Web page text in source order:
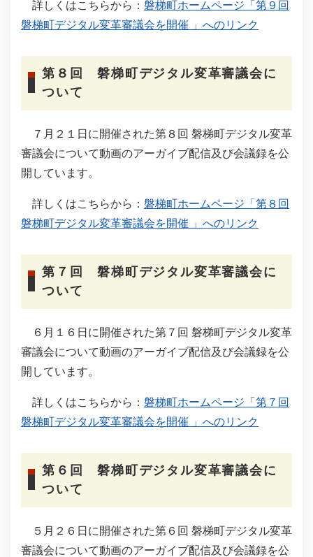
詳しくはこちらから： 磐梯町ホームページ「第９回
磐梯町デジタル変革審議会を開催 」へのリンク
第８回 磐梯町デジタル変革審議会に
ついて
７月２１日に開催された第８回 磐梯町デジタル変革
審議会について動画のアーガイブ配信及び会議録を公
開しています。
詳しくはこちらから： 磐梯町ホームページ「第８回
磐梯町デジタル変革審議会を開催 」へのリンク
第７回 磐梯町デジタル変革審議会に
ついて
６月１６日に開催された第７回 磐梯町デジタル変革
審議会について動画のアーガイブ配信及び会議録を公
開しています。
詳しくはこちらから： 磐梯町ホームページ「第７回
磐梯町デジタル変革審議会を開催 」へのリンク
第６回 磐梯町デジタル変革審議会に
ついて
５月２６日に開催された第６回 磐梯町デジタル変革
審議会について動画のアーガイブ配信及び会議録を公